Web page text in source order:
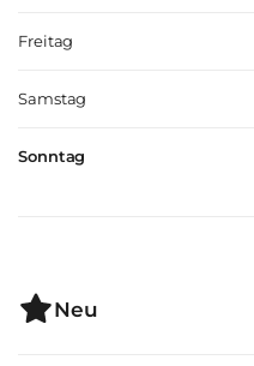
Freitag
Samstag
Sonntag
Neu